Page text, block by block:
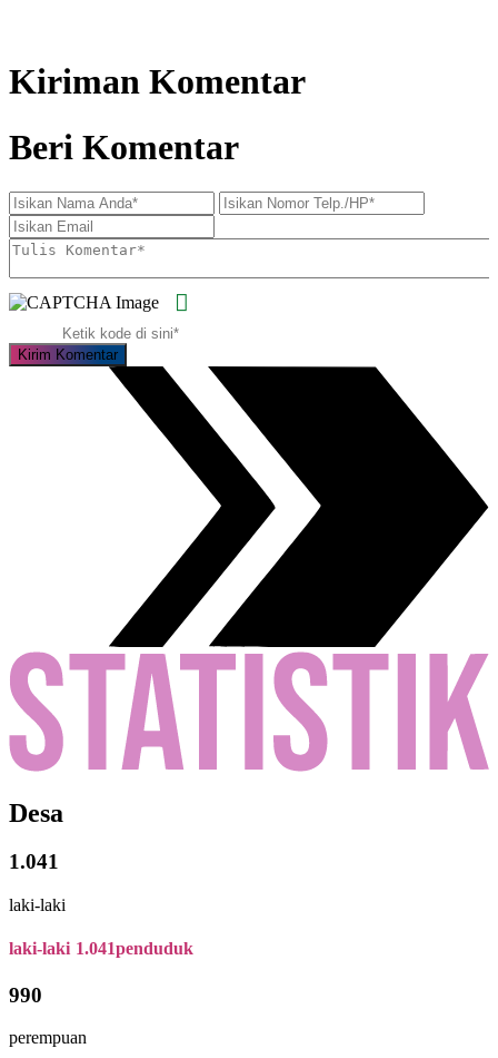
Kiriman Komentar
Beri Komentar
Desa
1.041
laki-laki
laki-laki 1.041penduduk
990
perempuan